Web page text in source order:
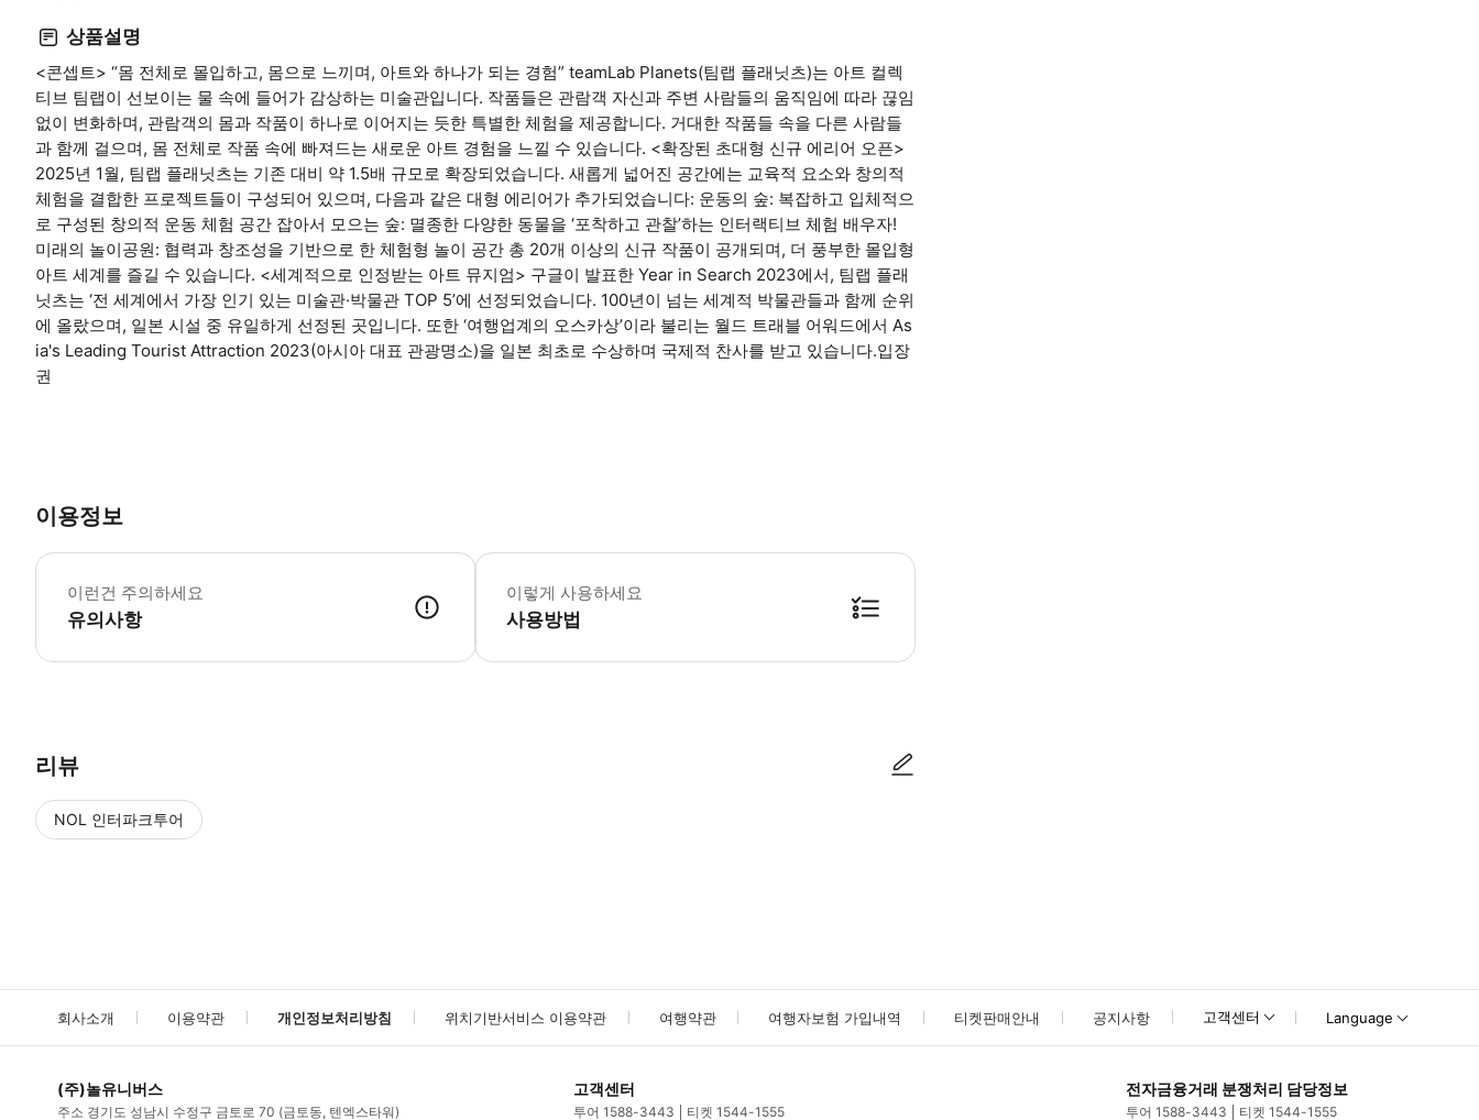
상품설명
<콘셉트> “몸 전체로 몰입하고, 몸으로 느끼며, 아트와 하나가 되는 경험” teamLab Planets(팀랩 플래닛츠)는 아트 컬렉
티브 팀랩이 선보이는 물 속에 들어가 감상하는 미술관입니다. 작품들은 관람객 자신과 주변 사람들의 움직임에 따라 끊임
없이 변화하며, 관람객의 몸과 작품이 하나로 이어지는 듯한 특별한 체험을 제공합니다. 거대한 작품들 속을 다른 사람들
과 함께 걸으며, 몸 전체로 작품 속에 빠져드는 새로운 아트 경험을 느낄 수 있습니다. <확장된 초대형 신규 에리어 오픈>
2025년 1월, 팀랩 플래닛츠는 기존 대비 약 1.5배 규모로 확장되었습니다. 새롭게 넓어진 공간에는 교육적 요소와 창의적
체험을 결합한 프로젝트들이 구성되어 있으며, 다음과 같은 대형 에리어가 추가되었습니다: 운동의 숲: 복잡하고 입체적으
로 구성된 창의적 운동 체험 공간 잡아서 모으는 숲: 멸종한 다양한 동물을 ‘포착하고 관찰’하는 인터랙티브 체험 배우자!
미래의 놀이공원: 협력과 창조성을 기반으로 한 체험형 놀이 공간 총 20개 이상의 신규 작품이 공개되며, 더 풍부한 몰입형
아트 세계를 즐길 수 있습니다. <세계적으로 인정받는 아트 뮤지엄> 구글이 발표한 Year in Search 2023에서, 팀랩 플래
닛츠는 ‘전 세계에서 가장 인기 있는 미술관·박물관 TOP 5’에 선정되었습니다. 100년이 넘는 세계적 박물관들과 함께 순위
에 올랐으며, 일본 시설 중 유일하게 선정된 곳입니다. 또한 ‘여행업계의 오스카상’이라 불리는 월드 트래블 어워드에서 As
ia's Leading Tourist Attraction 2023(아시아 대표 관광명소)을 일본 최초로 수상하며 국제적 찬사를 받고 있습니다.입장
권
이용정보
이런건 주의하세요
유의사항
▶ 영업 정보 * 1월 ~ 12월 * Sun,Mon,Tue,Wed,Thu,Fri,Sat * 01:00 ~ 닫는 시간 유동적(이용 전 확인 필요) * 마지막 입장 시간 : 유동적(이용 전 확인 필
▶ 이용 제한 사항 * teamLab Planets TOKYO DMM 영업 시간은 변경될 수 있습니다. 이용 전에 공식 홈페이지에서 확인을 부탁드립니다. ( https://
▶ 준비물 * 꼭 준비해야하는 것 바우처,'청소년'티켓으로 참가하시는 경우, 입장시 학생증을 제시하여 주시기 바랍니다.
이렇게 사용하세요
사용방법
리뷰
NOL 인터파크투어
회사소개 이용약관 개인정보처리방침 위치기반서비스 이용약관 여행약관 여행자보험 가입내역 티켓판매안내 공지사항 고객센터 Language
(주)놀유니버스
주소 경기도 성남시 수정구 금토로 70 (금토동, 텐엑스타워)
고객센터
투어 1588-3443
티켓 1544-1555
전자금융거래 분쟁처리 담당정보
투어 1588-3443
티켓 1544-1555